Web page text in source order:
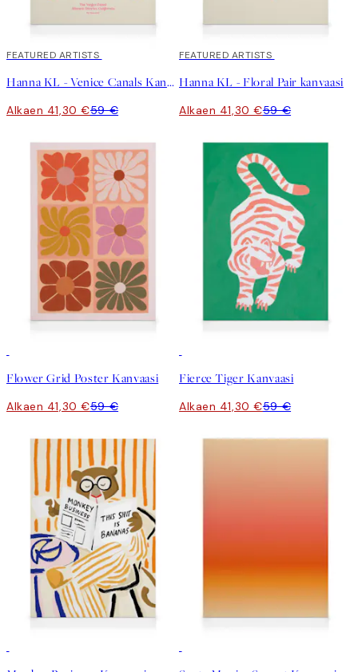
30%*
FEATURED ARTISTS
Hanna KL - Venice Canals Kanvaasi
Alkaen 41,30 €59 €
30%*
FEATURED ARTISTS
Hanna KL - Floral Pair kanvaasi
Alkaen 41,30 €59 €
Flower Grid Poster Kanvaasi
Alkaen 41,30 €59 €
Fierce Tiger Kanvaasi
Alkaen 41,30 €59 €